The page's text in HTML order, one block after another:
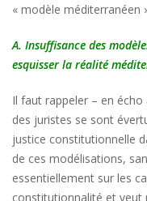
« modèle méditerranéen
A. Insuffisance des
esquisser la réalité
Il faut rappeler – en écho
des juristes se sont
justice constitutionnelle
de ces modélisations,
essentiellement sur les
constitutionnalité et veut